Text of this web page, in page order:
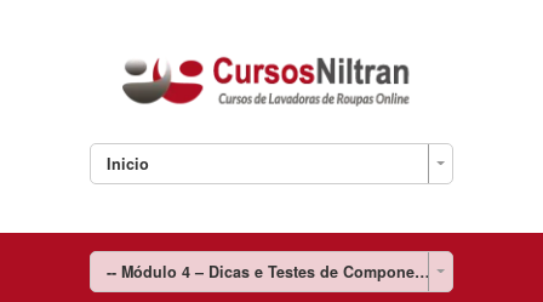
Inicio
-- Módulo 4 – Dicas e Testes de Componentes